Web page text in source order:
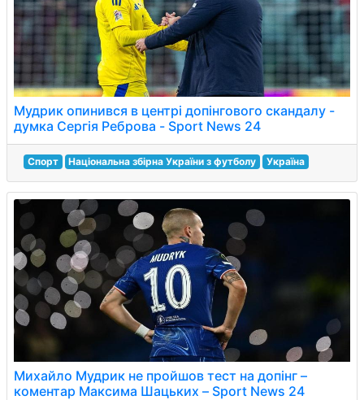
Мудрик опинився в центрі допінгового скандалу -
думка Сергія Реброва - Sport News 24
Спорт Національна збірна України з футболу Україна
Михайло Мудрик не пройшов тест на допінг –
коментар Максима Шацьких – Sport News 24